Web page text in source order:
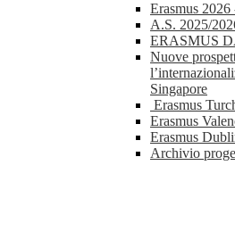
Erasmus 2026
A.S. 2025/
ERASMUS
Nuove
Singapore
Erasmus
Erasmus
Erasmus
Archivio